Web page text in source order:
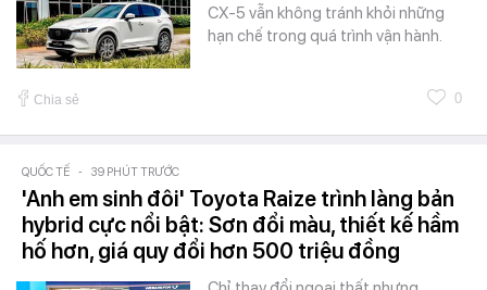
CX-5 vẫn không tránh khỏi những
hạn chế trong quá trình vận hành.
Chia sẻ 0
QUỐC TẾ - 39 PHÚT TRƯỚC
'Anh em sinh đôi' Toyota Raize trình làng bản
hybrid cực nổi bật: Sơn đổi màu, thiết kế hầm
hố hơn, giá quy đổi hơn 500 triệu đồng